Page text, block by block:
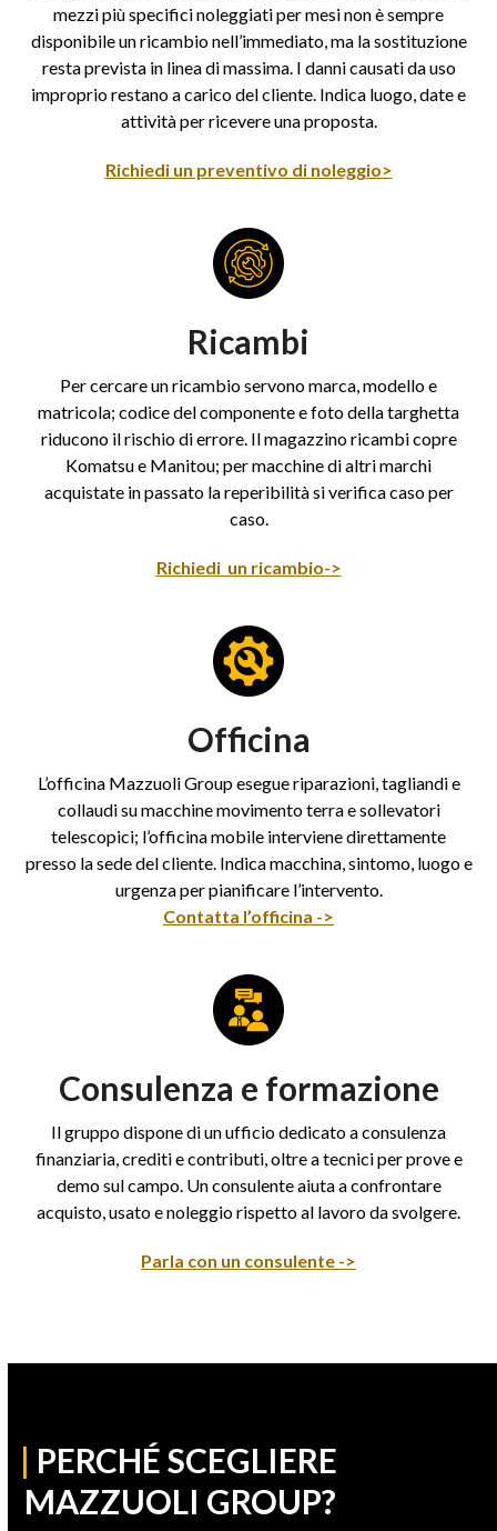
mezzi più specifici noleggiati per mesi non è sempre
disponibile un ricambio nell’immediato, ma la sostituzione
resta prevista in linea di massima. I danni causati da uso
improprio restano a carico del cliente. Indica luogo, date e
attività per ricevere una proposta.
Richiedi un preventivo di noleggio>
Ricambi
Per cercare un ricambio servono marca, modello e
matricola; codice del componente e foto della targhetta
riducono il rischio di errore. Il magazzino ricambi copre
Komatsu e Manitou; per macchine di altri marchi
acquistate in passato la reperibilità si verifica caso per
caso.
Richiedi un ricambio->
Officina
L’officina Mazzuoli Group esegue riparazioni, tagliandi e
collaudi su macchine movimento terra e sollevatori
telescopici; l’officina mobile interviene direttamente
presso la sede del cliente. Indica macchina, sintomo, luogo e
urgenza per pianificare l’intervento.
Contatta l’officina ->
Consulenza e formazione
Il gruppo dispone di un ufficio dedicato a consulenza
finanziaria, crediti e contributi, oltre a tecnici per prove e
demo sul campo. Un consulente aiuta a confrontare
acquisto, usato e noleggio rispetto al lavoro da svolgere.
Parla con un consulente ->
| PERCHÉ SCEGLIERE
MAZZUOLI GROUP?